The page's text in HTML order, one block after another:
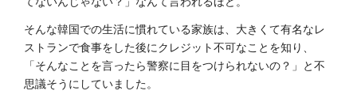
そんな韓国での生活に慣れている家族は、大きくて有名なレ
ストランで食事をした後にクレジット不可なことを知り、
「そんなことを言ったら警察に目をつけられないの？」と不
思議そうにしていました。